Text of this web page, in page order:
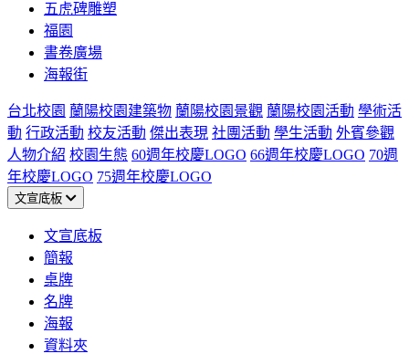
五虎碑雕塑
福園
書卷廣場
海報街
台北校園 蘭陽校園建築物 蘭陽校園景觀 蘭陽校園活動 學術活
動 行政活動 校友活動 傑出表現 社團活動 學生活動 外賓參觀
人物介紹 校園生態 60週年校慶LOGO 66週年校慶LOGO 70週
年校慶LOGO 75週年校慶LOGO
文宣底板
文宣底板
簡報
桌牌
名牌
海報
資料夾